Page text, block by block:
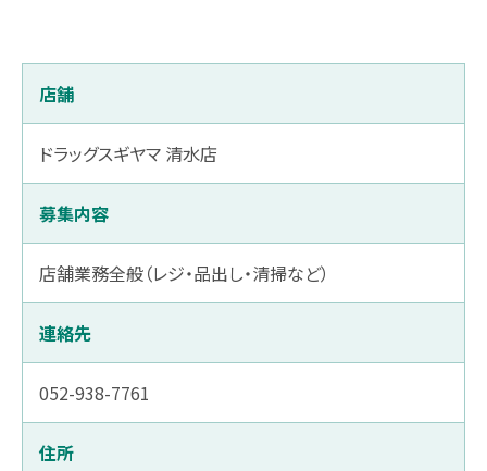
処方せん受付
電子お薬手帳アプリ
在宅訪問管理指導
補聴器
エステティックサロン
PUDO
スギヤマカード ポイントカードでお得
ごあいさつ
会社概要
会社沿革
事業内容
取り組み：在宅事業
取り組み：学会報告
取り組み：子育て支援
新卒採用サイト
（薬剤師職・総合職）
キャリア採用 正社員
薬剤師職
パート
キャリア採用 正社員
ドラッグストアスタッフ・医療事務
スギヤマカード
公式アプリ
店舗
ドラッグスギヤマ 清水店
募集内容
店舗業務全般（レジ・品出し・清掃など）
連絡先
052-938-7761
住所